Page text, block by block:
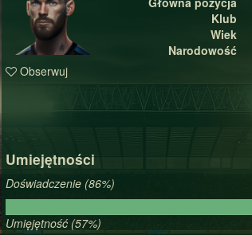
Obserwuj
Klub
Wiek
Narodowość
Umiejętności
Doświadczenie (86%)
Umięjętność (57%)